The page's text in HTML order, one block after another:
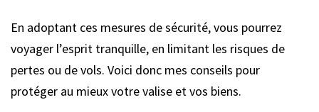
En adoptant ces mesures de sécurité, vous pourrez
voyager l’esprit tranquille, en limitant les risques de
pertes ou de vols. Voici donc mes conseils pour
protéger au mieux votre valise et vos biens.